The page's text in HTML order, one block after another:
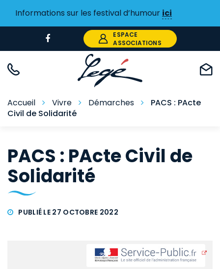
Informations sur les festival d’humour ici
vers
Facebook
ESPACE
ASSOCIATIONS
Accueil Vivre Démarches
PACS : PActe
Civil de Solidarité
PACS : PActe Civil de
Solidarité
PUBLIÉ LE 27 OCTOBRE 2022